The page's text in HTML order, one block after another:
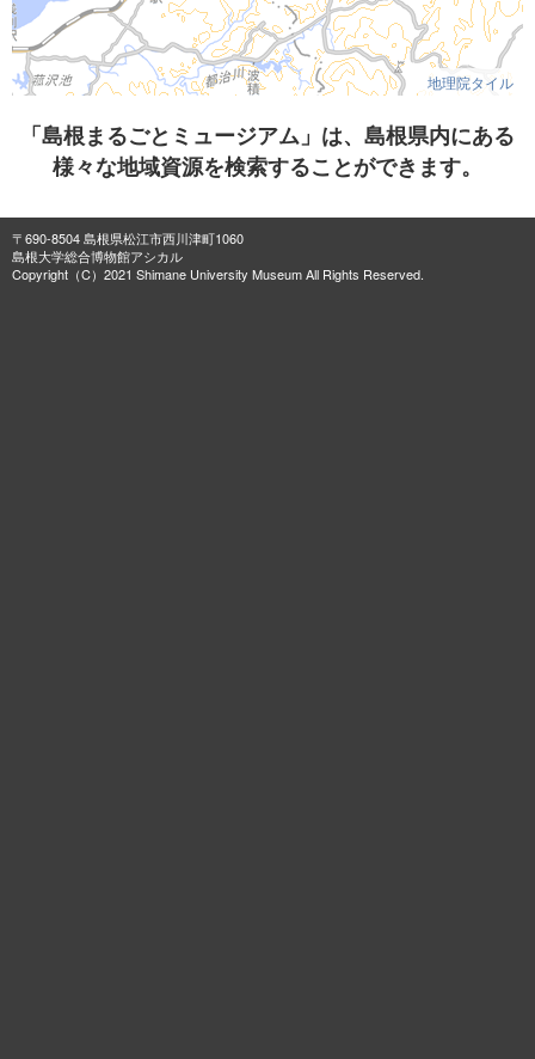
地理院タイル
「島根まるごとミュージアム」は、島根県内にある
様々な地域資源を検索することができます。
〒690-8504 島根県松江市西川津町1060
島根大学総合博物館アシカル
Copyright（C）2021 Shimane University Museum All Rights Reserved.